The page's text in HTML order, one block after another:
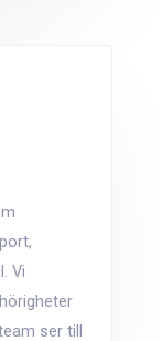
Vi
ser till